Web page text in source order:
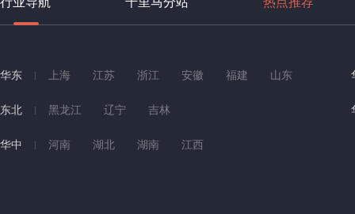
华东 上海 江苏 浙江 安徽 福建 山东
东北 黑龙江 辽宁 吉林
华中 河南 湖北 湖南 江西